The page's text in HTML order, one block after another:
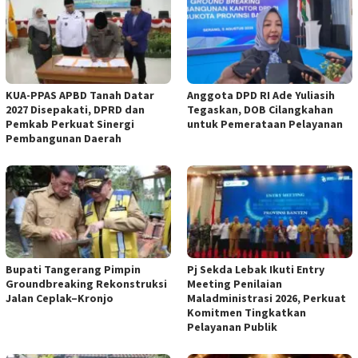
KUA-PPAS APBD Tanah Datar
2027 Disepakati, DPRD dan
Pemkab Perkuat Sinergi
Pembangunan Daerah
Anggota DPD RI Ade Yuliasih
Tegaskan, DOB Cilangkahan
untuk Pemerataan Pelayanan
Bupati Tangerang Pimpin
Groundbreaking Rekonstruksi
Jalan Ceplak–Kronjo
Pj Sekda Lebak Ikuti Entry
Meeting Penilaian
Maladministrasi 2026, Perkuat
Komitmen Tingkatkan
Pelayanan Publik